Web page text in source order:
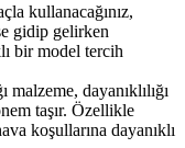
kullanacağınız,
gidip gelirken
bir model tercih
malzeme, dayanıklılığı
taşır. Özellikle
koşullarına dayanıklı